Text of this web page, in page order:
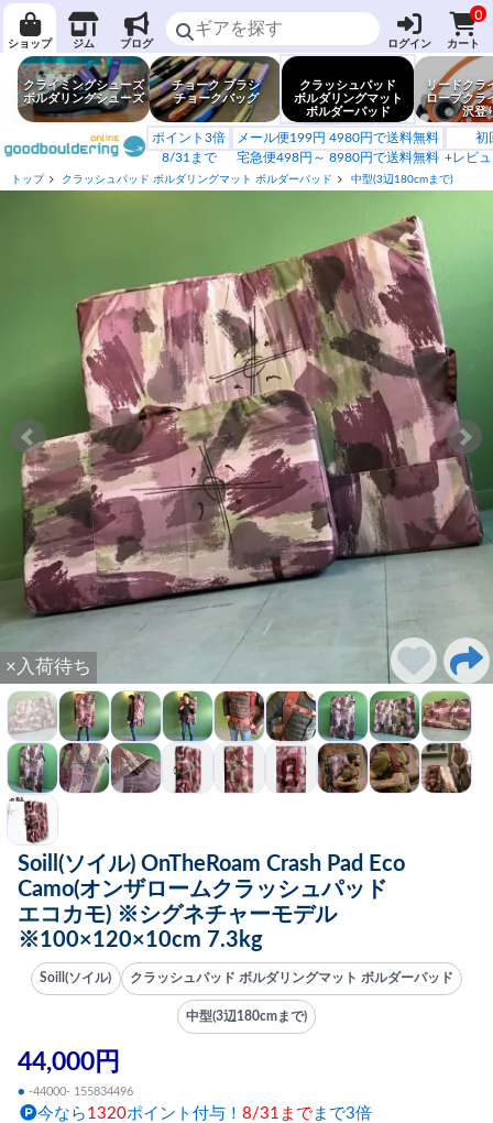
ショップ ジム ブログ ログイン
0
カート
クライミングシューズ
ボルダリングシューズ
チョーク ブラシ
チョークバッグ
クラッシュパッド
ボルダリングマット
ボルダーパッド
リードクラ
ロープクラ
沢登
ポイント3倍
8/31まで
メール便199円 4980円で送料無料
宅急便498円～ 8980円で送料無料
初
+レビ
トップ クラッシュパッド ボルダリングマット ボルダーパッド 中型(3辺180cmまで)
×入荷待ち
Soill(ソイル) OnTheRoam Crash Pad Eco
Camo(オンザロームクラッシュパッド
エコカモ) ※シグネチャーモデル
※100×120×10cm 7.3kg
Soill(ソイル) クラッシュパッド ボルダリングマット ボルダーパッド
中型(3辺180cmまで)
44,000円
● -44000- 155834496
今なら 1320ポイント付与！ 8/31まで まで3倍